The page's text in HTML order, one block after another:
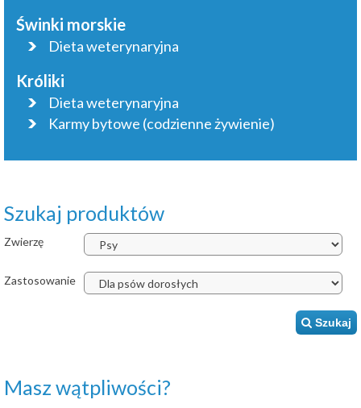
Świnki morskie
Dieta weterynaryjna
Króliki
Dieta weterynaryjna
Karmy bytowe (codzienne żywienie)
Szukaj produktów
Zwierzę
Zastosowanie
Szukaj
Masz wątpliwości?